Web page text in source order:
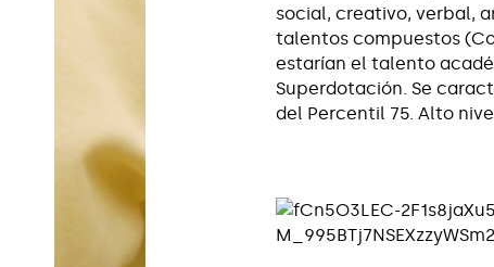
social, creativo, verbal,
talentos compuestos
estarían el talento
Superdotación. Se
del Percentil 75. Alto